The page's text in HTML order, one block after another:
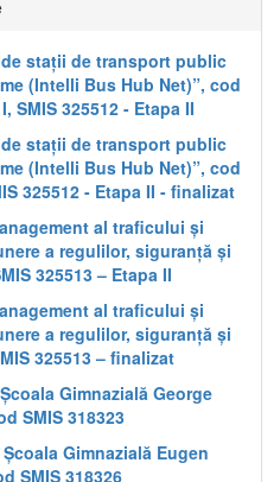
stații de transport public
(Intelli Bus Hub Net)”, cod
SMIS 325512 - Etapa II
stații de transport public
(Intelli Bus Hub Net)”, cod
325512 - Etapa II - finalizat
al traficului și
a regulilor, siguranță și
325513 – Etapa II
al traficului și
a regulilor, siguranță și
325513 – finalizat
Gimnazială George
SMIS 318323
Gimnazială Eugen
SMIS 318326